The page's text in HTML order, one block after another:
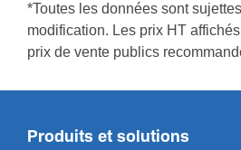
*Toutes les données sont
modification. Les prix HT
prix de vente publics
Produits et solutions